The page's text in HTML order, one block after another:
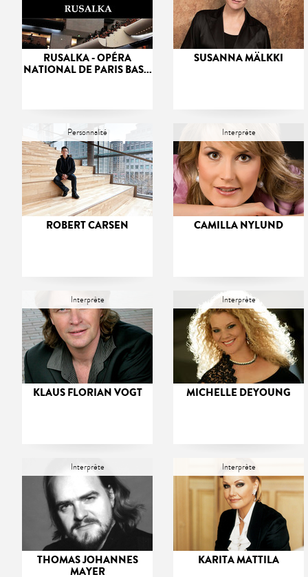
RUSALKA - OPÉRA
NATIONAL DE PARIS BAS...
SUSANNA MÄLKKI
Personnalité
ROBERT CARSEN
Interprète
CAMILLA NYLUND
Interprète
KLAUS FLORIAN VOGT
Interprète
MICHELLE DEYOUNG
Interprète
THOMAS JOHANNES
MAYER
Interprète
KARITA MATTILA